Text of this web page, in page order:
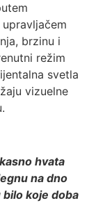
brzinu i
režim
svetla
vizuelne
hvata
na dno
koje doba